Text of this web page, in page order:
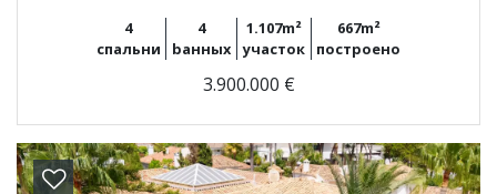
4
спальни
4
bанных
1.107m²
участок
667m²
построено
3.900.000 €